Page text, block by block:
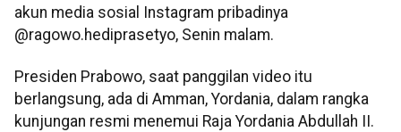
akun media sosial Instagram pribadinya
@ragowo.hediprasetyo, Senin malam.
Presiden Prabowo, saat panggilan video itu
berlangsung, ada di Amman, Yordania, dalam rangka
kunjungan resmi menemui Raja Yordania Abdullah II.